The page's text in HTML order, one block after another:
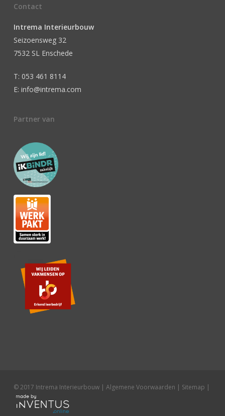
Contact
Intrema Interieurbouw
Seizoensweg 32
7532 SL Enschede
T: 053 461 8114
E: info@intrema.com
Partner van
© 2017 Intrema Interieurbouw | Algemene Voorwaarden | Sitemap |